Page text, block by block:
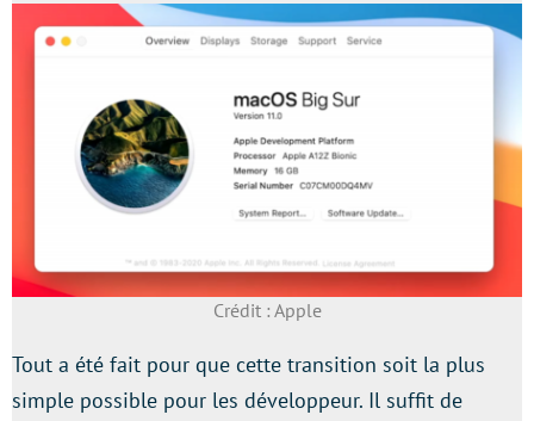
Crédit : Apple
Tout a été fait pour que cette transition soit la plus
simple possible pour les développeur. Il suffit de